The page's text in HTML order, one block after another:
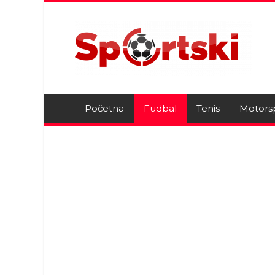
Početna Fudbal Tenis